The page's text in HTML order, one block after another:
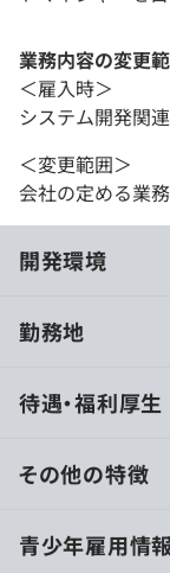
業務内容の変更
＜雇入時＞
システム開発関
＜変更範囲＞
会社の定める業務
開発環境
注しており、業
題をお客様と同
り、自身が携わ
す。
勤務地
待遇・福利厚生
超過分は別途支
その他の特徴
青少年雇用情